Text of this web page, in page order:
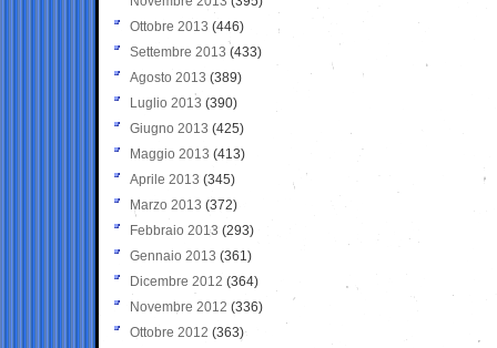
Ottobre 2013 (446)
Settembre 2013 (433)
Agosto 2013 (389)
Luglio 2013 (390)
Giugno 2013 (425)
Maggio 2013 (413)
Aprile 2013 (345)
Marzo 2013 (372)
Febbraio 2013 (293)
Gennaio 2013 (361)
Dicembre 2012 (364)
Novembre 2012 (336)
Ottobre 2012 (363)